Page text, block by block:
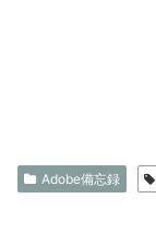
Adobe備忘録